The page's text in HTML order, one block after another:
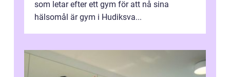
som letar efter ett gym för att nå sina
hälsomål är gym i Hudiksva...